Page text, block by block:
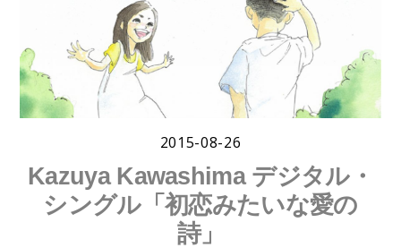
SPACE SHOWER MUSIC アーティストページ
宗像美樹 Twitter
2015-08-26
Kazuya Kawashima デジタル・
シングル「初恋みたいな愛の
詩」